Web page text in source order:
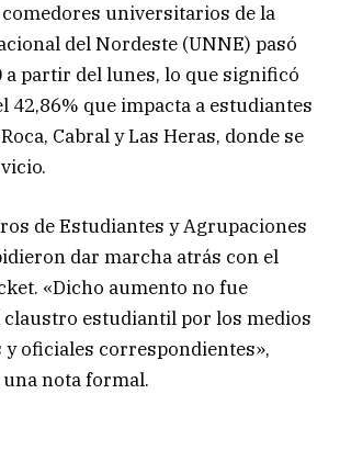
universitarios de la
del Nordeste (UNNE) pasó
a partir del lunes, lo que significó
42,86% que impacta a estudiantes
Cabral y Las Heras, donde se
de Estudiantes y Agrupaciones
dar marcha atrás con el
«Dicho aumento no fue
estudiantil por los medios
oficiales correspondientes»,
nota formal.